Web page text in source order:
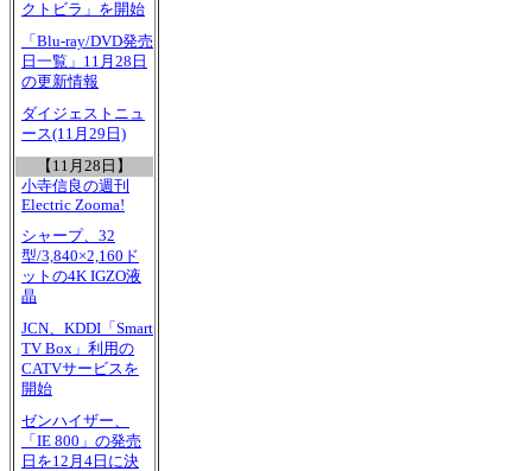
クトビラ」を開始
「Blu-ray/DVD発売
日一覧」11月28日
の更新情報
ダイジェストニュ
ース(11月29日)
【11月28日】
小寺信良の週刊
Electric Zooma!
シャープ、32
型/3,840×2,160ド
ットの4K IGZO液
晶
JCN、KDDI「Smart
TV Box」利用の
CATVサービスを
開始
ゼンハイザー、
「IE 800」の発売
日を12月4日に決